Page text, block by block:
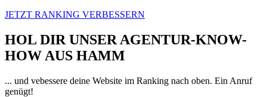
JETZT RANKING VERBESSERN
HOL DIR UNSER AGENTUR-KNOW-
HOW AUS HAMM
... und vebessere deine Website im Ranking nach oben. Ein Anruf
genügt!